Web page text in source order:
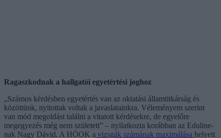
Ragaszkodnak a hallgatói egyetértési joghoz
„Számos kérdésben egyetértés van az oktatási államtitkárság és
közöttünk, nyitottak voltak a javaslatainkra. Véleményem szerint
van mód megoldást találni a vitatott kérdésekre, de egyelőre
megegyezés még nem született” – nyilatkozta korábban az Eduline-
nak Nagy Dávid. A HÖOK a vizsgák számának maximálása helyett